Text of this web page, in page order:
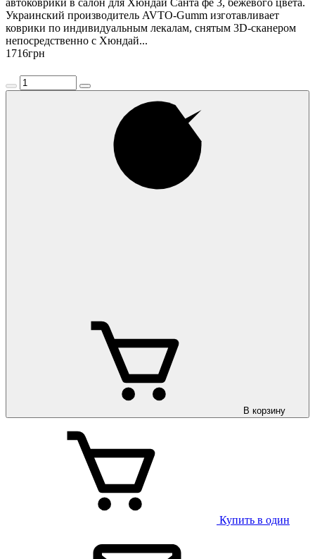
Украинский производитель AVTO-Gumm изготавливает
коврики по индивидуальным лекалам, снятым 3D-сканером
непосредственно с Хюндай...
1716грн
В корзину
Купить в один